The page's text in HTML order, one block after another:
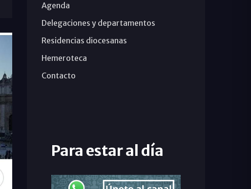
Agenda
Delegaciones y departamentos
Residencias diocesanas
Hemeroteca
Contacto
Para estar al día